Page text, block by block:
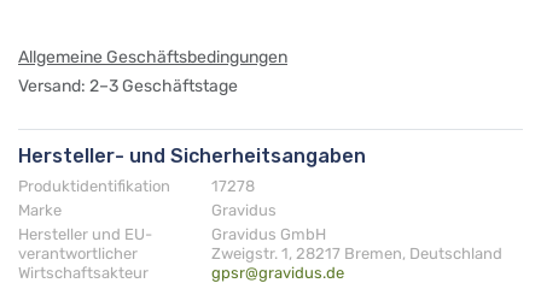
Allgemeine Geschäftsbedingungen
Versand: 2–3 Geschäftstage
Hersteller- und Sicherheitsangaben
Produktidentifikation
17278
Marke
Gravidus
Hersteller und EU-
verantwortlicher
Wirtschaftsakteur
Gravidus GmbH
Zweigstr. 1, 28217 Bremen, Deutschland
gpsr@gravidus.de